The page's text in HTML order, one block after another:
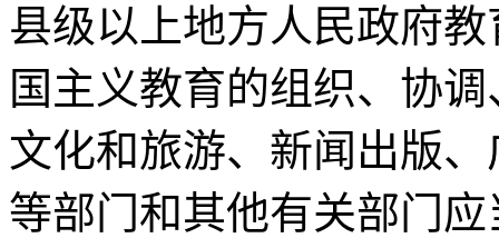
县级以上地方人民政府
国主义教育的组织、协
文化和旅游、新闻出版
等部门和其他有关部门